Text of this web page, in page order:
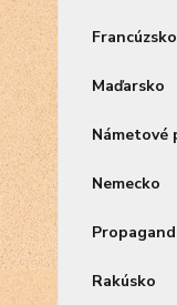
Maďarsko
Námetové
Nemecko
Rakúsko